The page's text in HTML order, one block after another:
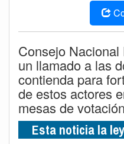
Consejo
un llamado a las
contienda para
de estos actores
mesas de
Esta noticia la